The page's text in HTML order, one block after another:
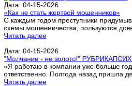
Дата: 04-15-2026
«Как не стать жертвой мошенников»
С каждым годом преступники
схемы мошенничества, пользуются
Читать далее
Дата: 04-15-2026
"Молчание - не золото!"
«Я работаю в компании уже больше
ответственно. Полгода назад пришла
Читать далее